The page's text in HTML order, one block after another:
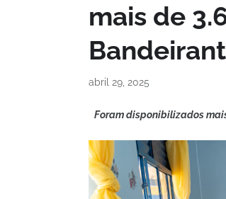
mais de
abril 29, 2025
Foram disponibilizados